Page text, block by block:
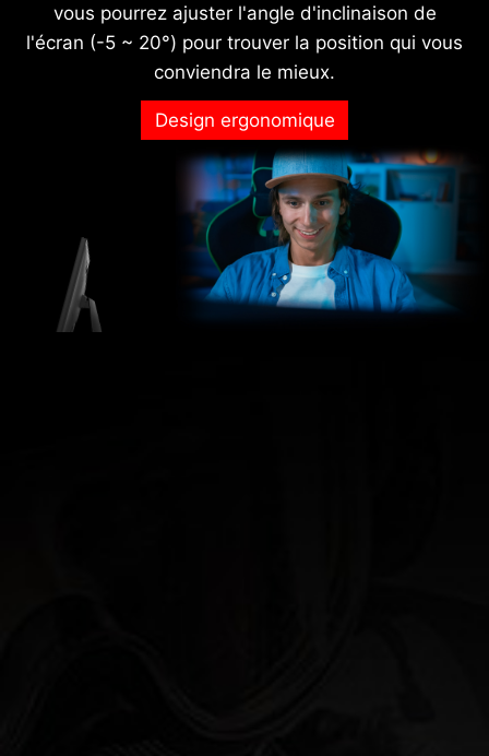
vous pourrez ajuster l'angle d'inclinaison de
l'écran (-5 ~ 20°) pour trouver la position qui vous
conviendra le mieux.
Design ergonomique